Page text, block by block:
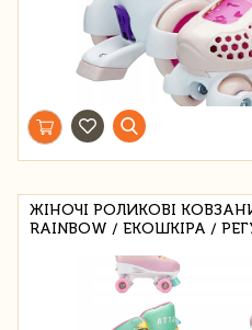
ЖІНОЧІ РОЛИКОВІ
RAINBOW / ЕКОШКІРА /